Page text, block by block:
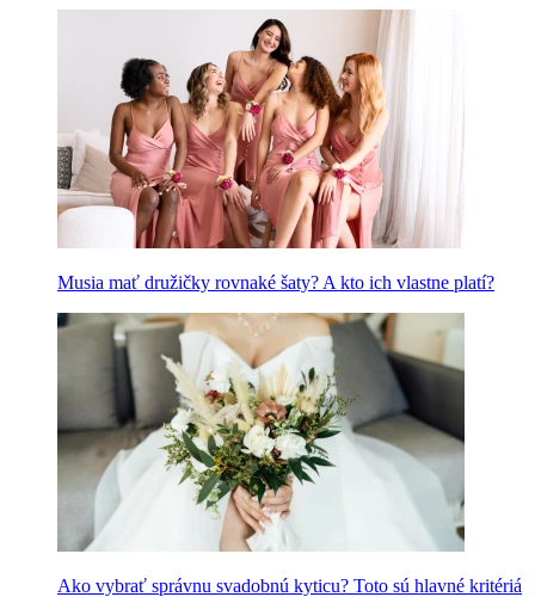
Musia mať družičky rovnaké šaty? A kto ich vlastne platí?
Ako vybrať správnu svadobnú kyticu? Toto sú hlavné kritériá